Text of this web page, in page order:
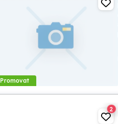
Promovat
2